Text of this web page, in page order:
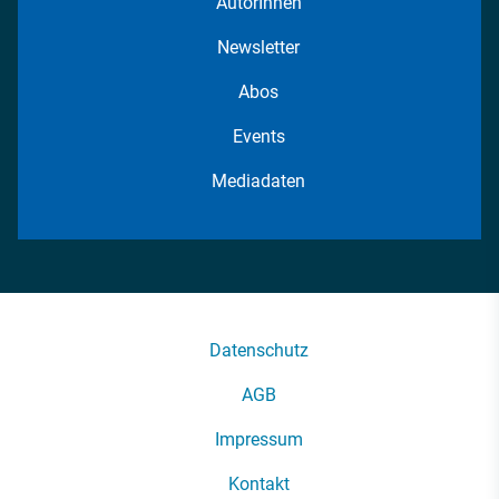
Newsletter
Abos
Events
Mediadaten
Datenschutz
AGB
Impressum
Kontakt